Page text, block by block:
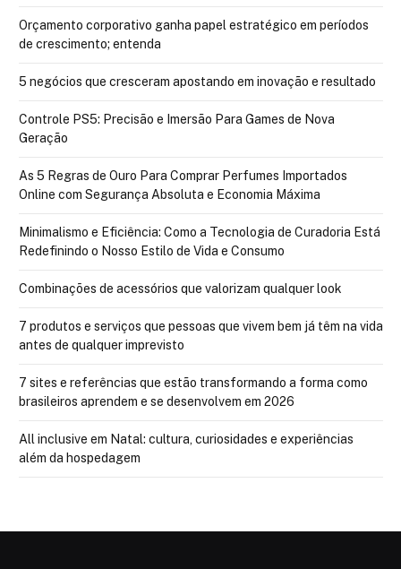
Orçamento corporativo ganha papel estratégico em períodos
de crescimento; entenda
5 negócios que cresceram apostando em inovação e resultado
Controle PS5: Precisão e Imersão Para Games de Nova
Geração
As 5 Regras de Ouro Para Comprar Perfumes Importados
Online com Segurança Absoluta e Economia Máxima
Minimalismo e Eficiência: Como a Tecnologia de Curadoria Está
Redefinindo o Nosso Estilo de Vida e Consumo
Combinações de acessórios que valorizam qualquer look
7 produtos e serviços que pessoas que vivem bem já têm na vida
antes de qualquer imprevisto
7 sites e referências que estão transformando a forma como
brasileiros aprendem e se desenvolvem em 2026
All inclusive em Natal: cultura, curiosidades e experiências
além da hospedagem